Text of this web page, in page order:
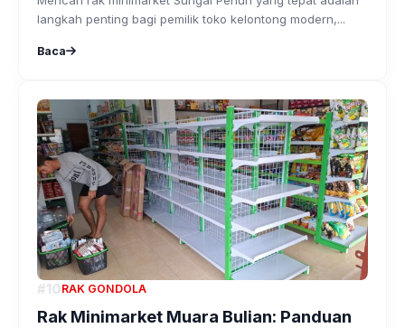
langkah penting bagi pemilik toko kelontong modern,...
Baca
#10RAK GONDOLA
Rak Minimarket Muara Bulian: Panduan